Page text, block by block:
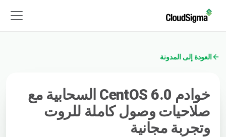
العودة إلى المدونة
خوادم CentOS 6.0 السحابية مع
صلاحيات وصول كاملة للروت
وتجربة مجانية